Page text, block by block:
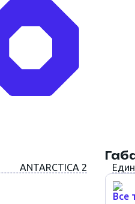
ANTARCTICA 2
Все